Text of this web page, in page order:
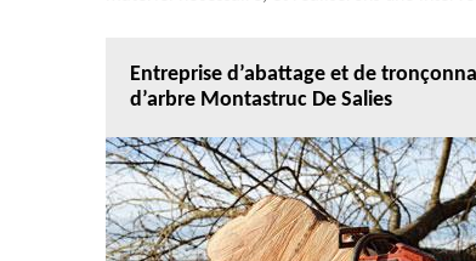
Entreprise d’abattage et de
d’arbre Montastruc De Salies